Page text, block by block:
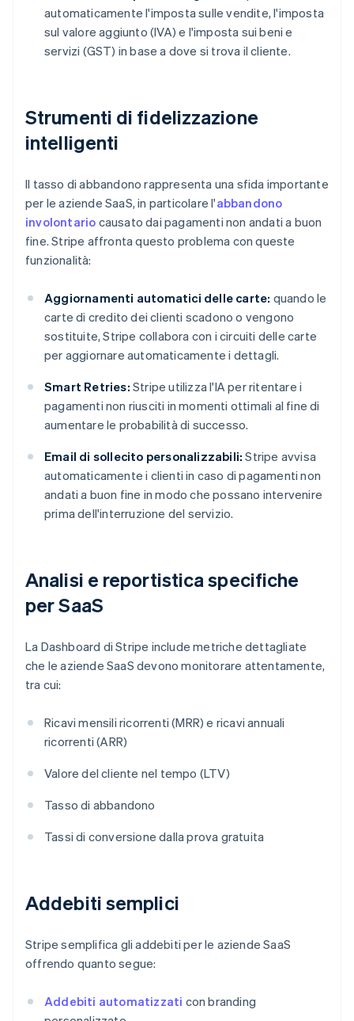
automaticamente l'imposta sulle vendite, l'imposta
sul valore aggiunto (IVA) e l'imposta sui beni e
servizi (GST) in base a dove si trova il cliente.
Strumenti di fidelizzazione
intelligenti
Il tasso di abbandono rappresenta una sfida importante
per le aziende SaaS, in particolare l'abbandono
involontario causato dai pagamenti non andati a buon
fine. Stripe affronta questo problema con queste
funzionalità:
Aggiornamenti automatici delle carte: quando le
carte di credito dei clienti scadono o vengono
sostituite, Stripe collabora con i circuiti delle carte
per aggiornare automaticamente i dettagli.
Smart Retries: Stripe utilizza l'IA per ritentare i
pagamenti non riusciti in momenti ottimali al fine di
aumentare le probabilità di successo.
Email di sollecito personalizzabili: Stripe avvisa
automaticamente i clienti in caso di pagamenti non
andati a buon fine in modo che possano intervenire
prima dell'interruzione del servizio.
Analisi e reportistica specifiche
per SaaS
La Dashboard di Stripe include metriche dettagliate
che le aziende SaaS devono monitorare attentamente,
tra cui:
Ricavi mensili ricorrenti (MRR) e ricavi annuali
ricorrenti (ARR)
Valore del cliente nel tempo (LTV)
Tasso di abbandono
Tassi di conversione dalla prova gratuita
Addebiti semplici
Stripe semplifica gli addebiti per le aziende SaaS
offrendo quanto segue:
Addebiti automatizzati con branding